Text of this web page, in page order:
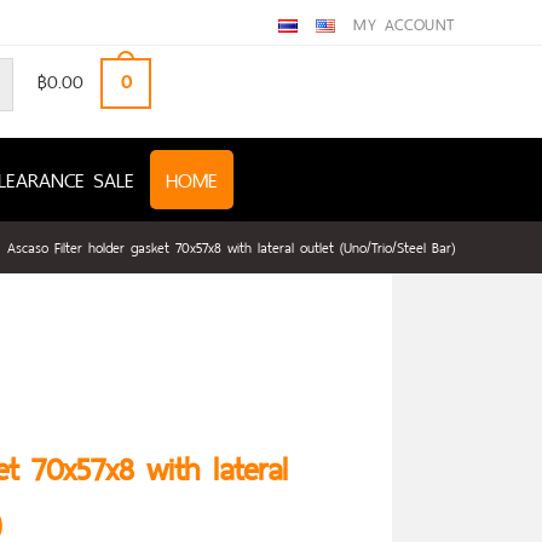
MY ACCOUNT
฿0.00 0
SALE HOME
Ascaso Filter holder gasket 70x57x8 with lateral outlet (Uno/Trio/Steel Bar)
70x57x8 with lateral